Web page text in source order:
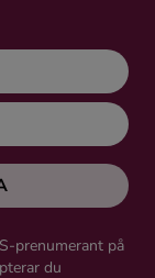
prenumerant på
du